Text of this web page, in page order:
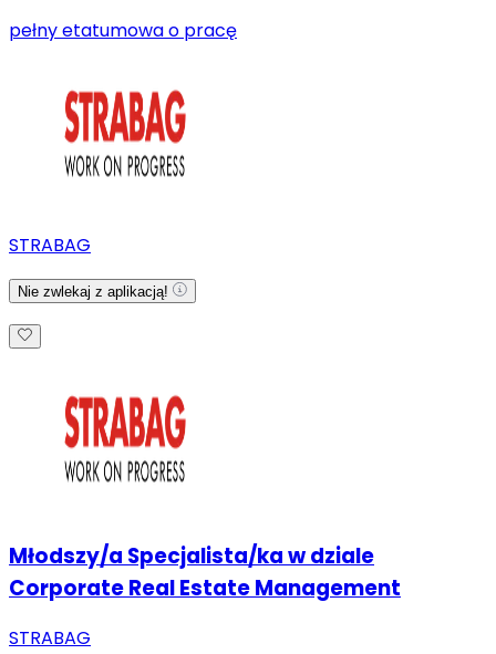
pełny etatumowa o pracę
STRABAG
Nie zwlekaj z aplikacją!
Młodszy/a Specjalista/ka w dziale
Corporate Real Estate Management
STRABAG